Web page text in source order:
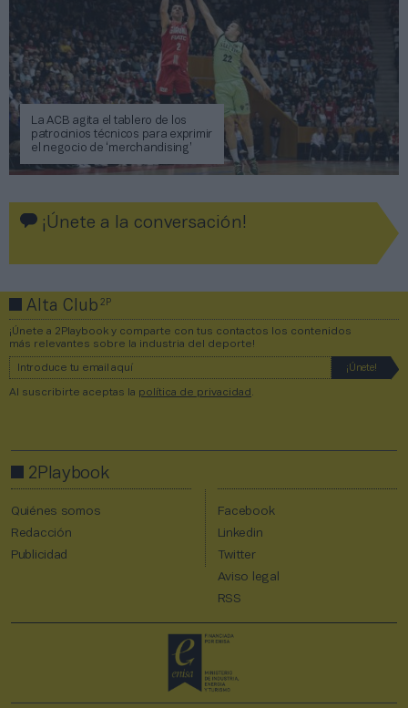
La ACB agita el tablero de los
patrocinios técnicos para exprimir
el negocio de ‘merchandising’
¡Únete a la conversación!
Alta Club2P
¡Únete a 2Playbook y comparte con tus contactos los contenidos
más relevantes sobre la industria del deporte!
Al suscribirte aceptas la política de privacidad
2Playbook
Quiénes somos
Redacción
Publicidad
Facebook
Linkedin
Twitter
Aviso legal
RSS